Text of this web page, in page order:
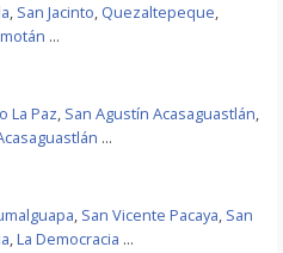
, San Jacinto, Quezaltepeque,
...
La Paz, San Agustín Acasaguastlán,
...
, San Vicente Pacaya, San
,La Democracia ...